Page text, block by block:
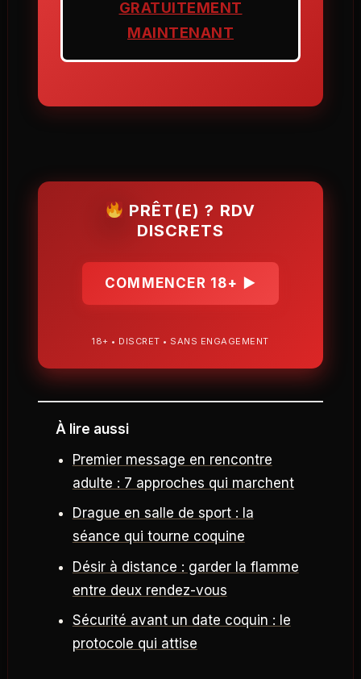
GRATUITEMENT
MAINTENANT
PRÊT(E) ? RDV
DISCRETS
COMMENCER 18+ ▶
18+ • DISCRET • SANS ENGAGEMENT
À lire aussi
Premier message en rencontre
adulte : 7 approches qui marchent
Drague en salle de sport : la
séance qui tourne coquine
Désir à distance : garder la flamme
entre deux rendez-vous
Sécurité avant un date coquin : le
protocole qui attise